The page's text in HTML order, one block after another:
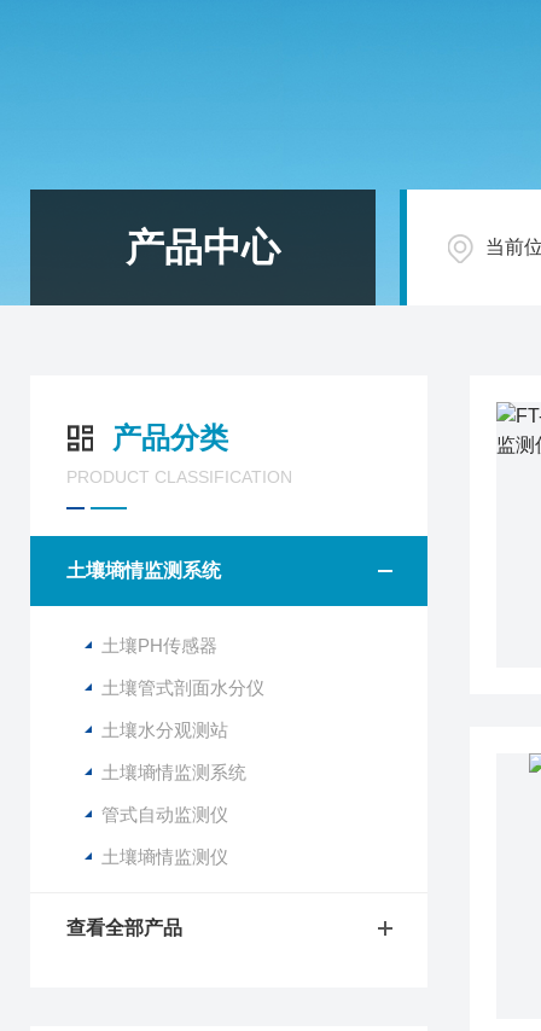
产品中心 当前
产品分类
PRODUCT CLASSIFICATION
土壤墒情监测系统
土壤PH传感器
土壤管式剖面水分仪
土壤水分观测站
土壤墒情监测系统
管式自动监测仪
土壤墒情监测仪
查看全部产品